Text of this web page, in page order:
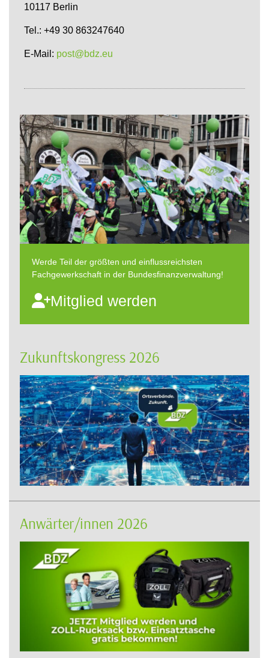
10117 Berlin
Tel.: +49 30 863247640
E-Mail: post@bdz.eu
Werde Teil der größten und einflussreichsten
Fachgewerkschaft in der Bundesfinanzverwaltung!
Mitglied werden
Zukunftskongress 2026
Anwärter/innen 2026